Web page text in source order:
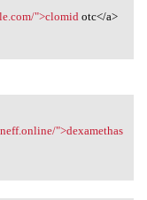
">clomidotc</a>
">dexamethas